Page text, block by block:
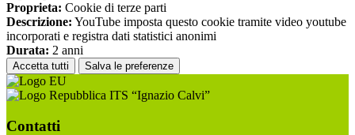
Proprieta: Cookie di terze parti
Descrizione: YouTube imposta questo cookie tramite video youtube
incorporati e registra dati statistici anonimi
Durata: 2 anni
Accetta tutti Salva le preferenze
ITS “Ignazio Calvi”
Contatti